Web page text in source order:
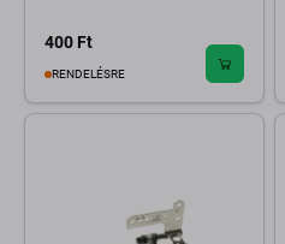
400 Ft
RENDELÉSRE